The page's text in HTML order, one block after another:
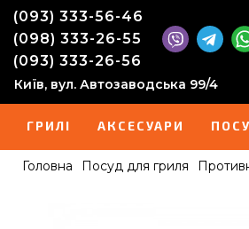
(093) 333-56-46
(098) 333-26-55
(093) 333-26-56
Київ, вул. Автозаводська 99/4
ГРИЛІ АКСЕСУАРИ
Головна Посуд для гриля